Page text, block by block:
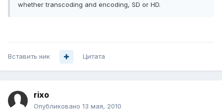
whether transcoding and encoding, SD or HD.
Вставить ник Цитата
rixo
Опубликовано 13 мая, 2010